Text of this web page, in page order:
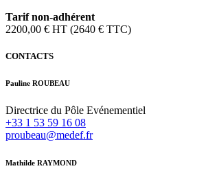
Tarif non-adhérent
2200,00 € HT (2640 € TTC)
CONTACTS
Pauline ROUBEAU
Directrice du Pôle Evénementiel
+33 1 53 59 16 08
proubeau@medef.fr
Mathilde RAYMOND